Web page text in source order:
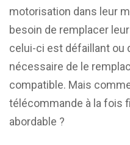
motorisation dans leur
besoin de remplacer
celui-ci est défaillant ou
nécessaire de le
compatible. Mais
télécommande à la fois
abordable ?